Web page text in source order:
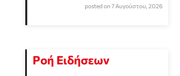
posted on 7 Αυγούστου, 2026
Ροή Ειδήσεων